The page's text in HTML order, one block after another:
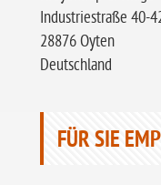
Industriestraße 40-
28876 Oyten
Deutschland
FÜR SIE